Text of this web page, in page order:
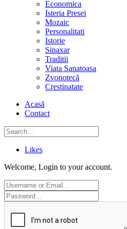
Economica
Isteria Presei
Mozaic
Personalitati
Istorie
Sinaxar
Traditii
Viata Sanatoasa
Zvonotecă
Crestinatate
Acasă
Contact
Likes
Welcome, Login to your account.